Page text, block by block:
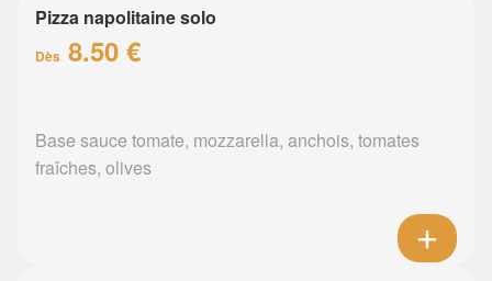
Pizza napolitaine solo
Dès 8.50 €
Base sauce tomate, mozzarella, anchois, tomates
fraîches, olives